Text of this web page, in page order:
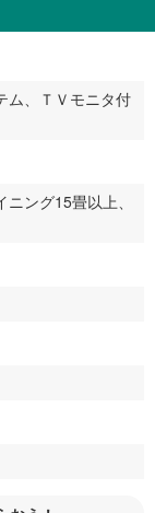
ム、ＴＶモニタ付
ング15畳以上、